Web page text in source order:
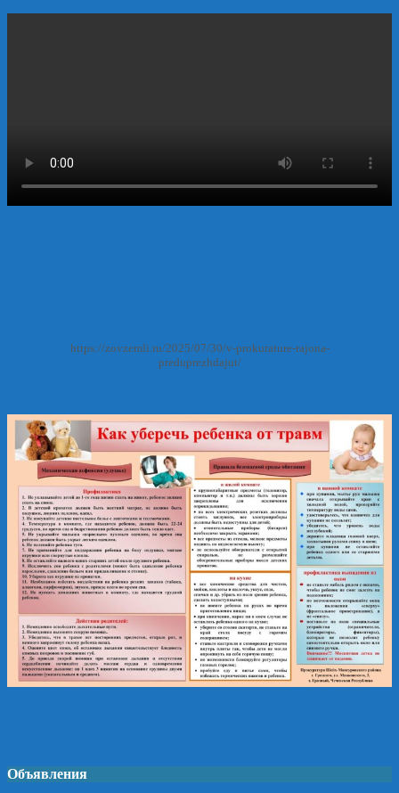
https://zovzemli.ru/2025/07/30/v-prokurature-rajona-
preduprezhdajut/
Объявления